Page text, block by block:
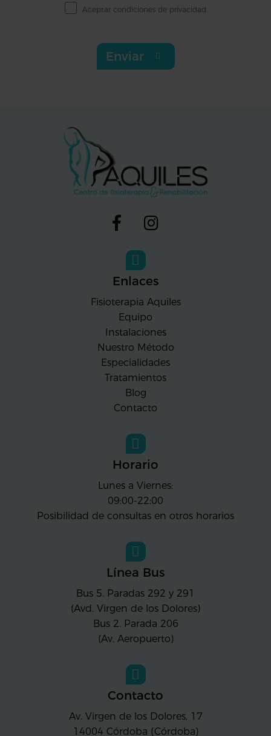
Aceptar condiciones de privacidad
Enlaces
Fisioterapia Aquiles
Equipo
Instalaciones
Nuestro Método
Especialidades
Tratamientos
Blog
Contacto
Horario
Lunes a Viernes:
09:00-22:00
Posibilidad de consultas en otros horarios
Línea Bus
Bus 5. Paradas 292 y 291
(Avd. Virgen de los Dolores)
Bus 2. Parada 206
(Av. Aeropuerto)
Contacto
Av. Virgen de los Dolores, 17
14004 Córdoba (Córdoba)